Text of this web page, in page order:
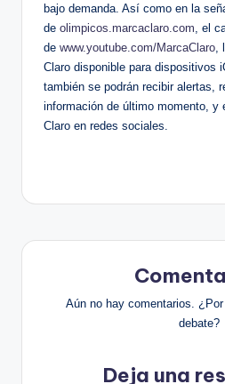
bajo demanda. Así como en la
de olimpicos.marcaclaro.com , el
de www.youtube.com/MarcaClaro
Claro disponible para dispositivos
también se podrán recibir alertas,
información de último momento, y
Claro en redes sociales.
Aún no hay comentarios.
debate?
Deja una